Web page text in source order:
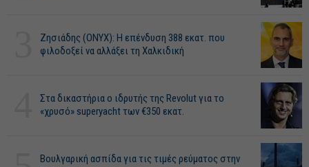
Ζησιάδης (ONYX): Η επένδυση 388 εκατ. που
φιλοδοξεί να αλλάξει τη Χαλκιδική
Στα δικαστήρια ο ιδρυτής της Revolut για το
«χρυσό» superyacht των €350 εκατ.
Βουλγαρική ασπίδα για τις τιμές ρεύματος στην